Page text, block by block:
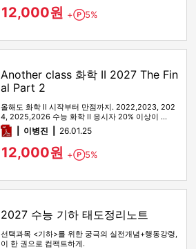
12,000원 + Point
5%
Another class 화학 II 2027 The Fin
al Part 2
올해도 화학 II 시작부터 만점까지. 2022,2023, 202
4, 2025,2026 수능 화학 II 응시자 20% 이상이 …
pdf이병진 26.01.25
12,000원 + Point
5%
2027 수능 기하 태도정리노트
선택과목 <기하>를 위한 궁극의 실전개념+행동강령,
이 한 권으로 컴팩트하게.